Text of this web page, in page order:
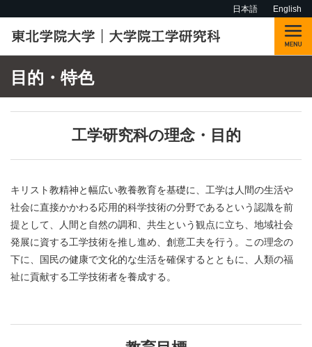
English
日本語
目的・特色
工学研究科の理念・目的
キリスト教精神と幅広い教養教育を基礎に、工学は人間の生活や
社会に直接かかわる応用的科学技術の分野であるという認識を前
提として、人間と自然の調和、共生という観点に立ち、地域社会
発展に資する工学技術を推し進め、創意工夫を行う。この理念の
下に、国民の健康で文化的な生活を確保するとともに、人類の福
祉に貢献する工学技術者を養成する。